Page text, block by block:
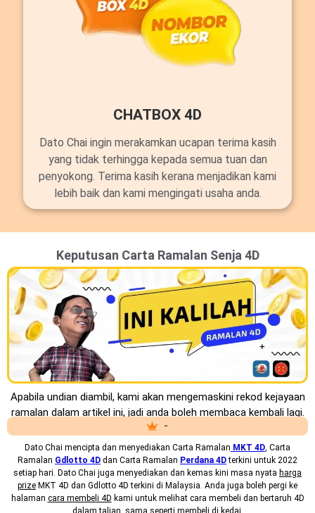
CHATBOX 4D
Dato Chai ingin merakamkan ucapan terima kasih
yang tidak terhingga kepada semua tuan dan
penyokong. Terima kasih kerana menjadikan kami
lebih baik dan kami mengingati usaha anda.
Keputusan Carta Ramalan Senja 4D
Apabila undian diambil, kami akan mengemaskini rekod kejayaan
ramalan dalam artikel ini, jadi anda boleh membaca kembali lagi.
-
Dato Chai mencipta dan menyediakan Carta Ramalan MKT 4D , Carta
Ramalan Gdlotto 4D dan Carta Ramalan Perdana 4Dterkini untuk 2022
setiap hari. Dato Chai juga menyediakan dan kemas kini masa nyata harga
prize MKT 4D dan Gdlotto 4D terkini di Malaysia. Anda juga boleh pergi ke
halaman cara membeli 4D kami untuk melihat cara membeli dan bertaruh 4D
dalam talian, sama seperti membeli di kedai.